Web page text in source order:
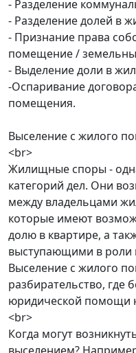
- Разделение
- Разделение долей в
- Признание права
помещение /
- Выделение доли в
-Оспаривание
помещения.
Выселение с жилого
<br>
Жилищные споры -
категорий дел. Они
между владельцами
которые имеют
долю в квартире, а
выступающими в роли
Выселение с жилого
разбирательство, где
юридической помощи
<br>
Когда могут